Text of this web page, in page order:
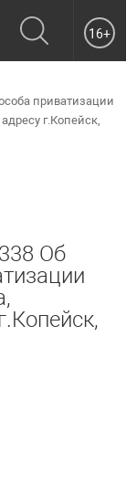
16+
приватизации
г.Копейск,
Об